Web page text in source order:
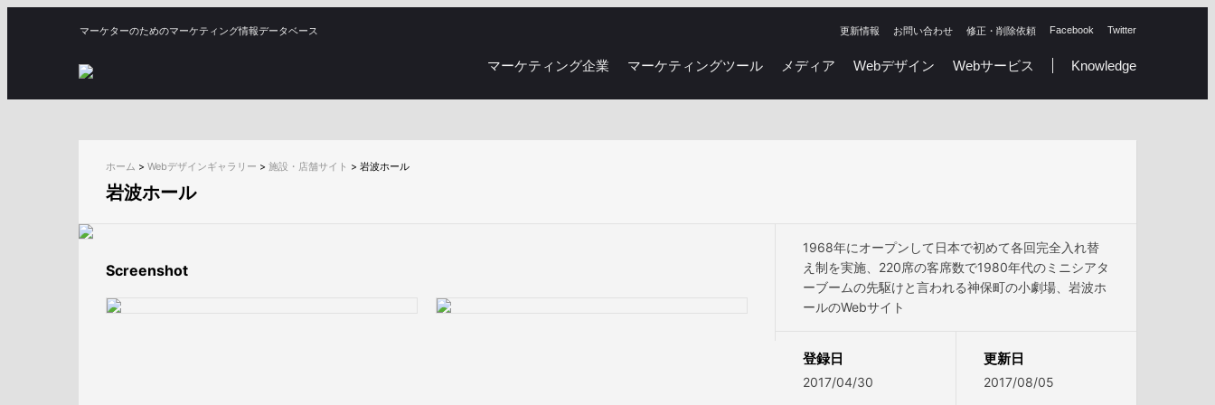
マーケターのためのマーケティング情報データベース Twitter
Facebook
修正・削除依頼
お問い合わせ
更新情報
Knowledge
Webサービス
Webデザイン
メディア
マーケティングツール
マーケティング企業
ホーム > Webデザインギャラリー > 施設・店舗サイト > 岩波ホール
岩波ホール
Screenshot
1968年にオープンして日本で初めて各回完全入れ替
え制を実施、220席の客席数で1980年代のミニシアタ
ーブームの先駆けと言われる神保町の小劇場、岩波ホ
ールのWebサイト
登録日
2017/04/30
更新日
2017/08/05